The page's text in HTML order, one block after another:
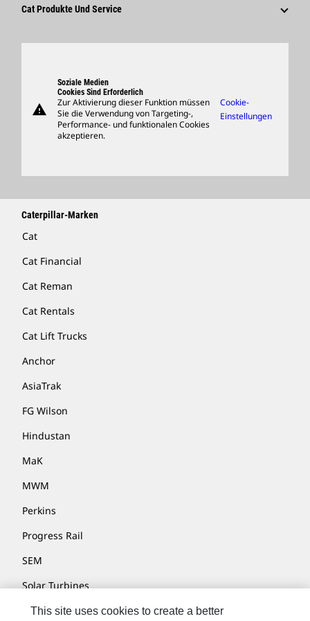
Innovation
Cat Produkte Und Service
Support
Merchandise
Händler Suchen
warning
Soziale Medien
Cookies Sind Erforderlich
Zur Aktivierung dieser Funktion müssen
Sie die Verwendung von Targeting-,
Performance- und funktionalen Cookies
akzeptieren.
Cookie-
Einstellungen
Caterpillar-Marken
Cat
Cat Financial
Cat Reman
Cat Rentals
Cat Lift Trucks
Anchor
AsiaTrak
FG Wilson
Hindustan
MaK
MWM
Perkins
Progress Rail
SEM
Solar Turbines
SPM Oil & Gas
This site uses cookies to create a better